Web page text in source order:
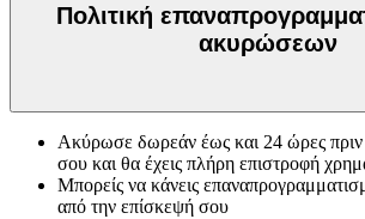
Πολιτική
ακυρώσεων
Ακύρωσε δωρεάν έως και 24 ώρες
σου και θα έχεις πλήρη επιστροφή
Μπορείς να κάνεις
από την επίσκεψή σου